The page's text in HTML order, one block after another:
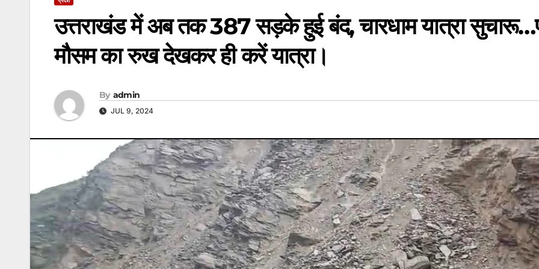
उत्तराखंड में अब तक 387 सड़के हुई बंद, चारधाम यात्रा
मौसम का रुख देखकर ही करें यात्रा।
By admin
JUL 9, 2024